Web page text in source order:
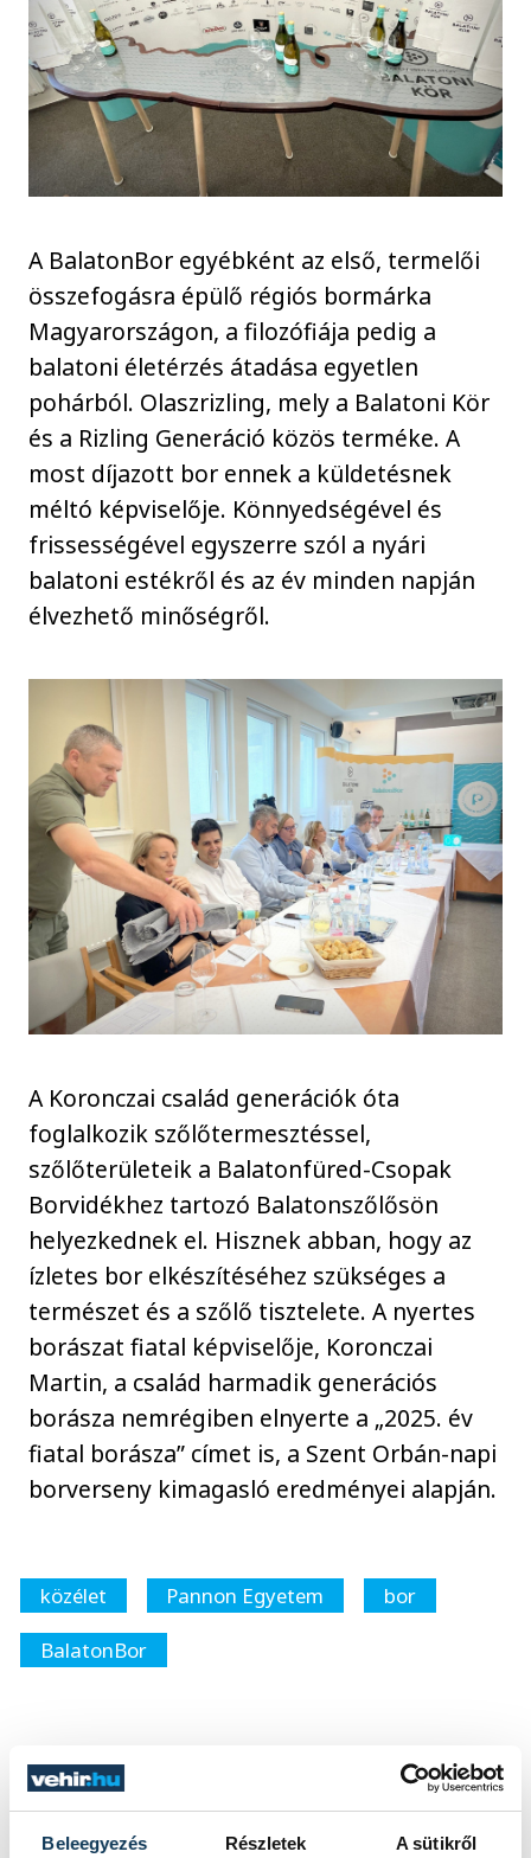
Beleegyezés Részletek A sütikről
A BalatonBor egyébként az első, termelői
összefogásra épülő régiós bormárka
Magyarországon, a filozófiája pedig a
balatoni életérzés átadása egyetlen
pohárból. Olaszrizling, mely a Balatoni Kör
és a Rizling Generáció közös terméke. A
most díjazott bor ennek a küldetésnek
méltó képviselője. Könnyedségével és
frissességével egyszerre szól a nyári
balatoni estékről és az év minden napján
élvezhető minőségről.
A Koronczai család generációk óta
foglalkozik szőlőtermesztéssel,
szőlőterületeik a Balatonfüred-Csopak
Borvidékhez tartozó Balatonszőlősön
helyezkednek el. Hisznek abban, hogy az
ízletes bor elkészítéséhez szükséges a
természet és a szőlő tisztelete. A nyertes
borászat fiatal képviselője, Koronczai
Martin, a család harmadik generációs
borásza nemrégiben elnyerte a „2025. év
fiatal borásza” címet is, a Szent Orbán-napi
borverseny kimagasló eredményei alapján.
közélet Pannon Egyetem
bor
BalatonBor
SZERZŐ
vehir.hu